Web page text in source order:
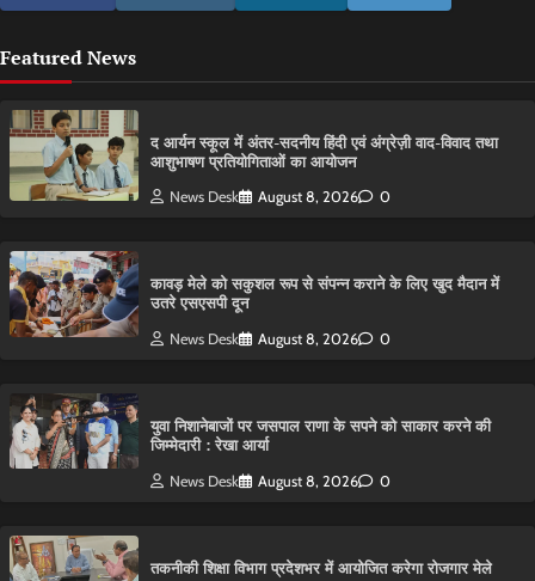
Featured News
द आर्यन स्कूल में अंतर-सदनीय हिंदी एवं अंग्रेज़ी वाद-विवाद तथा
आशुभाषण प्रतियोगिताओं का आयोजन
News Desk August 8, 2026 0
कावड़ मेले को सकुशल रूप से संपन्न कराने के लिए खुद मैदान में
उतरे एसएसपी दून
News Desk August 8, 2026 0
युवा निशानेबाजों पर जसपाल राणा के सपने को साकार करने की
जिम्मेदारी : रेखा आर्या
News Desk August 8, 2026 0
तकनीकी शिक्षा विभाग प्रदेशभर में आयोजित करेगा रोजगार मेले